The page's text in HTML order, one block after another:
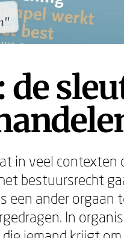
in veel
bestuursrecht
een ander orgaan
In